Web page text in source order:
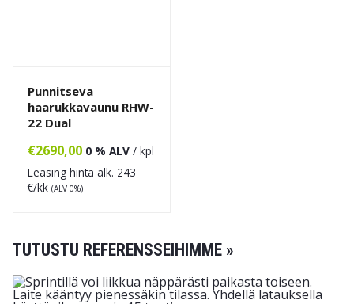
Punnitseva
haarukkavaunu RHW-
22 Dual
€2690,00 0 % ALV / kpl
Leasing hinta alk. 243
€/kk (ALV 0%)
TUTUSTU REFERENSSEIHIMME »